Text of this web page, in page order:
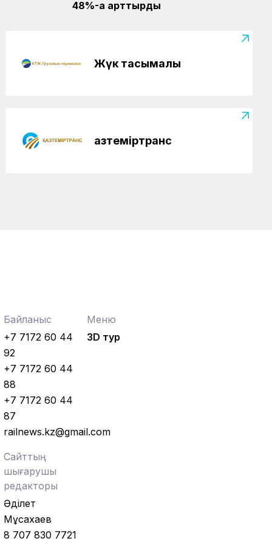
Жаңалықтар 04.08.2026
жаңарды
48%-ға арттырды
Жүк тасымалы
Қазтеміртранс
Байланыс
+7 7172 60 44
92
+7 7172 60 44
88
+7 7172 60 44
87
railnews.kz@gmail.com
Сайттың
шығарушы
редакторы
Әділет
Мұсахаев
8 707 830 7721
Меню
3D тур